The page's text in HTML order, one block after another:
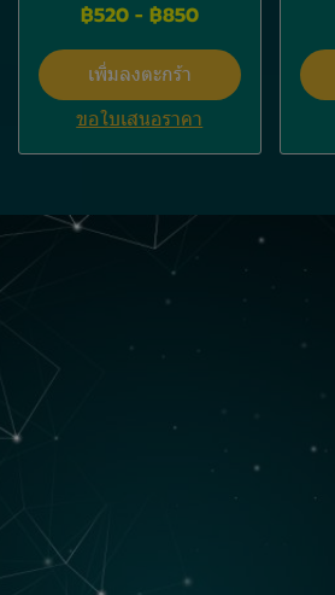
฿520- ฿850
เพิ่มลงตะกร้า
ขอใบเสนอราคา